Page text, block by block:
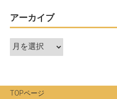
ー
シ
ョ
アーカイブ
ア
ー
ブ
TOPページ